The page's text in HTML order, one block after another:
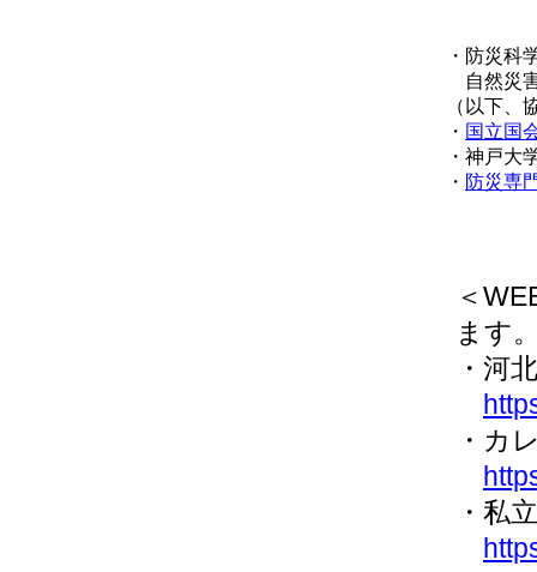
・防災科
自然災
（以下、
・ 国立国
・神戸大
・ 防災専
＜
ます
・河
・カ
・私